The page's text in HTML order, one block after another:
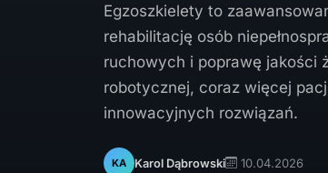
Egzoszkielety to
rehabilitację osób
ruchowych i poprawę jakości
robotycznej, coraz więcej
innowacyjnych rozwiązań.
KA Karol Dąbrowski 10.04.2026